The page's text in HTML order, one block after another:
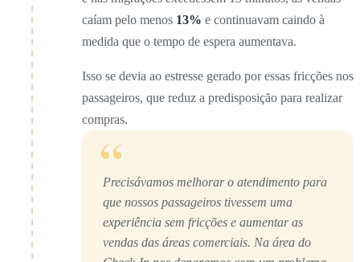
caíam pelo menos 13% e continuavam caindo à
medida que o tempo de espera aumentava.
Isso se devia ao estresse gerado por essas fricções nos
passageiros, que reduz a predisposição para realizar
compras.
“
Precisávamos melhorar o atendimento para
que nossos passageiros tivessem uma
experiência sem fricções e aumentar as
vendas das áreas comerciais. Na área do